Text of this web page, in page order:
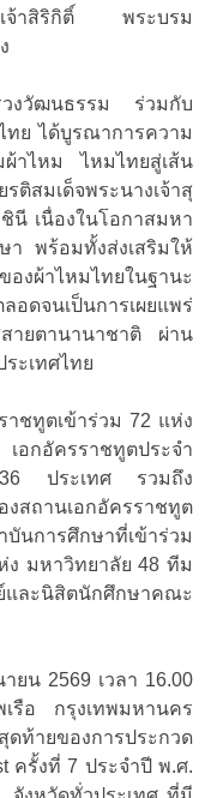
งเจ้าสิริกิติ์ พระบรม
งวัฒนธรรม ร่วมกับ
ทย ได้บูรณาการความ
ผ้าไหม ไหมไทยสู่เส้น
ติสมเด็จพระนางเจ้าสุ
เนื่องในโอกาสมหา
พร้อมทั้งส่งเสริมให้
งผ้าไหมไทยในฐานะ
จนเป็นการเผยแพร่
ายตานานาชาติ ผ่าน
ะเทศไทย
ชทูตเข้าร่วม 72 แห่ง
อัครราชทูตประจํา
36 ประเทศ รวมถึง
านเอกอัครราชทูต
การศึกษาที่เข้าร่วม
มหาวิทยาลัย 48 ทีม
และนิสิตนักศึกษาคณะ
ยน 2569 เวลา 16.00
อ กรุงเทพมหานคร
ท้ายของการประกวด
ครั้งที่ 7 ประจำปี พ.ศ.